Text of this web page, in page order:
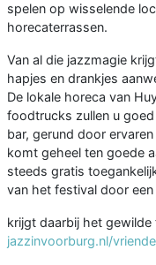
spelen op wisselende
horecaterrassen.
Van al die jazzmagie
hapjes en drankjes
De lokale horeca van
foodtrucks zullen u
bar, gerund door
komt geheel ten goede
steeds gratis
van het festival door
krijgt daarbij het
jazzinvoorburg.nl/